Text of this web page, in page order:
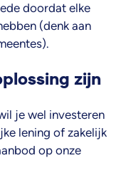
doordat elke
(denk aan
zijn
je wel investeren
lening of zakelijk
op onze